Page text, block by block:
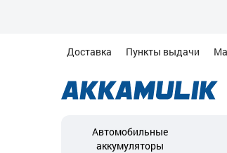
Доставка Пункты выдачи
Автомобильные
аккумуляторы